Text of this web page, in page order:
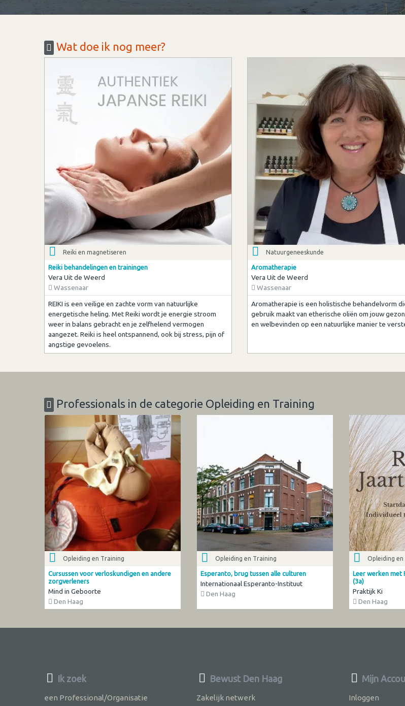
Wat doe ik nog meer?
Reiki en magnetiseren
Reiki behandelingen en trainingen
Vera Uit de Weerd
Wassenaar
REIKI is een veilige en zachte vorm van natuurlijke
energetische heling. Met Reiki wordt je energie stroom
weer in balans gebracht en je zelfhelend vermogen
aangezet. Reiki is heel ontspannend, ook bij stress, pijn of
angstige gevoelens.
Natuurgeneeskunde
Aromatherapie
Vera Uit de Weerd
Wassenaar
Aromatherapie is een holistische behandelvorm
gebruik maakt van etherische oliën om jouw
en welbevinden op een natuurlijke manier te
Professionals in de categorie Opleiding en Training
Opleiding en Training
Cursussen voor verloskundigen en andere
zorgverleners
Mind in Geboorte
Den Haag
Opleiding en Training
Esperanto, brug tussen alle culturen
Internationaal Esperanto-Instituut
Den Haag
Opleiding en
Leer werken met
(3a)
Praktijk Ki
Den Haag
Ik zoek
een Professional/Organisatie
Bewust Den Haag
Zakelijk netwerk
Mijn
Inloggen